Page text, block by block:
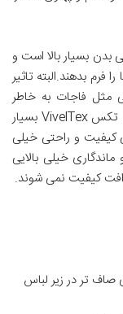
بدن بسیار بالا است و
بدهند.البته تاثیر
مثل فاجات به خاطر
داشتن پارچه های هوشمند طبی با خاصیت ویول تکس VivelTex بسیار
کیفیت و راحتی خیلی
خیلی بالایی
افت کیفیت نمی شوند.
تر در زیر لباس